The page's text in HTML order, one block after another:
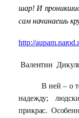
шар! И
сам начинаешь
http://
Валентин
В ней – о
надежду;
прикрас.